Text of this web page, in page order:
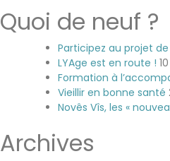
Quoi de neuf ?
Participez au projet
LYAge est en route !
Formation à
Vieillir en bonne santé
Novês Vîs, les «
Archives